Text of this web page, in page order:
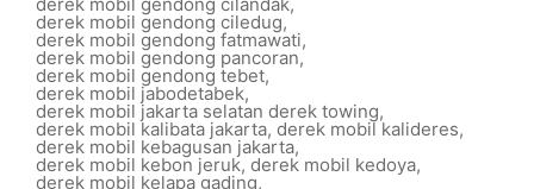
derek mobil gendong ciledug,
derek mobil gendong fatmawati,
derek mobil gendong pancoran,
derek mobil gendong tebet,
derek mobil jabodetabek,
derek mobil jakarta selatan derek towing,
derek mobil kalibata jakarta, derek mobil kalideres,
derek mobil kebagusan jakarta,
derek mobil kebon jeruk, derek mobil kedoya,
derek mobil kelapa gading,